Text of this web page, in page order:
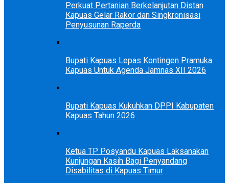
Perkuat Pertanian Berkelanjutan Distan
Kapuas Gelar Rakor dan Singkronisasi
Penyusunan Raperda
Bupati Kapuas Lepas Kontingen Pramuka
Kapuas Untuk Agenda Jamnas XII 2026
Bupati Kapuas Kukuhkan DPPI Kabupaten
Kapuas Tahun 2026
Ketua TP Posyandu Kapuas Laksanakan
Kunjungan Kasih Bagi Penyandang
Disabilitas di Kapuas Timur